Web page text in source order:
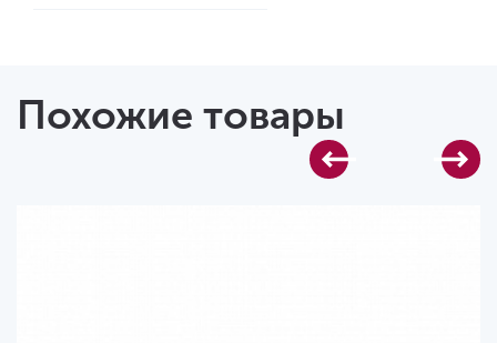
Похожие товары